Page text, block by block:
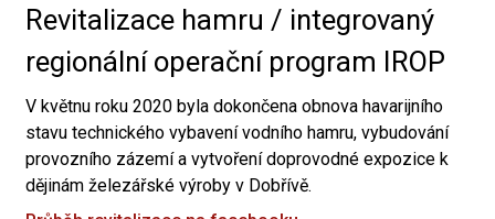
Revitalizace hamru / integrovaný
regionální operační program IROP
V květnu roku 2020 byla dokončena obnova havarijního
stavu technického vybavení vodního hamru, vybudování
provozního zázemí a vytvoření doprovodné expozice k
dějinám železářské výroby v Dobřívě.